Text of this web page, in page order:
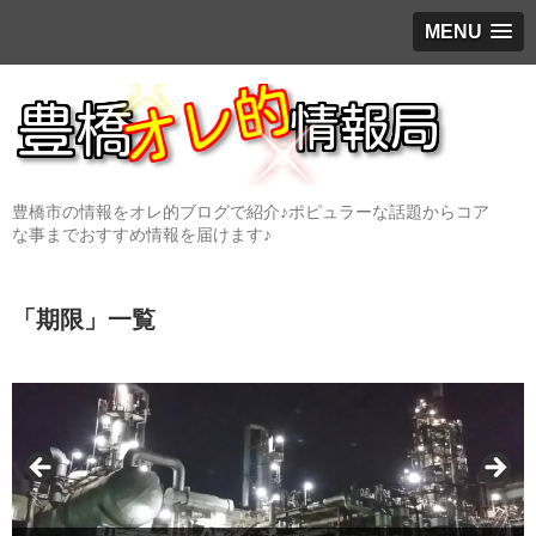
MENU
豊橋市の情報をオレ的ブログで紹介♪ポピュラーな話題からコア
な事までおすすめ情報を届けます♪
「 期限 」 一覧